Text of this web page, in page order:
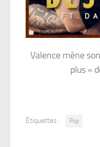
Valence mène
plus «
Étiquettes : Pop